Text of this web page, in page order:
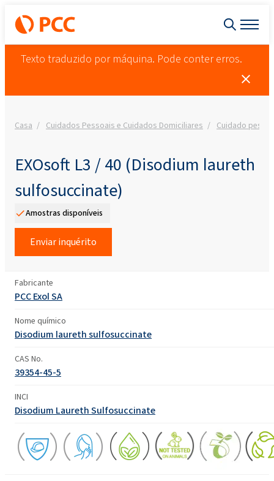
Texto traduzido por máquina. Pode conter erros.
Casa Cuidados Pessoais e Cuidados Domiciliares Cuidado
EXOsoft L3 / 40 (Disodium laureth
sulfosuccinate)
Amostras disponíveis
Enviar inquérito
Fabricante
PCC Exol SA
Nome químico
Disodium laureth sulfosuccinate
CAS No.
39354-45-5
INCI
Disodium Laureth Sulfosuccinate